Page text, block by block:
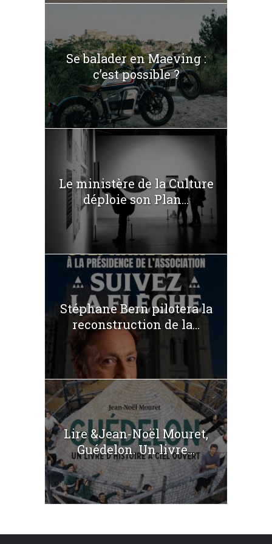
Se balader en Maeving :
c’est possible ?
Le ministère de la Culture
déploie son Plan...
Stéphane Bern pilotera la
reconstruction de la...
Lire &Jean-Noël Mouret,
Guédelon. Un livre...